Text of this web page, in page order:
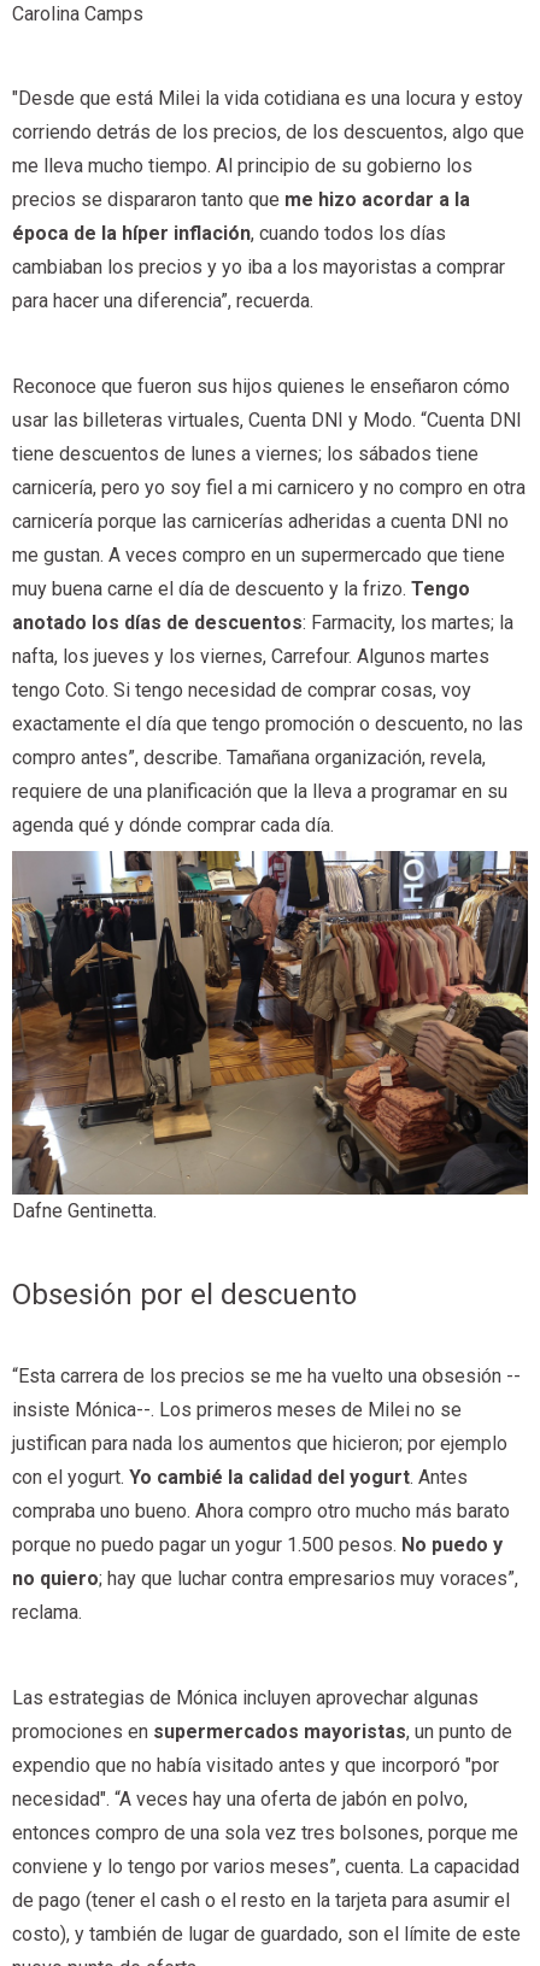
Carolina Camps
"Desde que está Milei la vida cotidiana es una locura y estoy
corriendo detrás de los precios, de los descuentos, algo que
me lleva mucho tiempo. Al principio de su gobierno los
precios se dispararon tanto que me hizo acordar a la
época de la híper inflación, cuando todos los días
cambiaban los precios y yo iba a los mayoristas a comprar
para hacer una diferencia”, recuerda.
Reconoce que fueron sus hijos quienes le enseñaron cómo
usar las billeteras virtuales, Cuenta DNI y Modo. “Cuenta DNI
tiene descuentos de lunes a viernes; los sábados tiene
carnicería, pero yo soy fiel a mi carnicero y no compro en otra
carnicería porque las carnicerías adheridas a cuenta DNI no
me gustan. A veces compro en un supermercado que tiene
muy buena carne el día de descuento y la frizo. Tengo
anotado los días de descuentos: Farmacity, los martes; la
nafta, los jueves y los viernes, Carrefour. Algunos martes
tengo Coto. Si tengo necesidad de comprar cosas, voy
exactamente el día que tengo promoción o descuento, no las
compro antes”, describe. Tamañana organización, revela,
requiere de una planificación que la lleva a programar en su
agenda qué y dónde comprar cada día.
Dafne Gentinetta.
Obsesión por el descuento
“Esta carrera de los precios se me ha vuelto una obsesión --
insiste Mónica--. Los primeros meses de Milei no se
justifican para nada los aumentos que hicieron; por ejemplo
con el yogurt. Yo cambié la calidad del yogurt. Antes
compraba uno bueno. Ahora compro otro mucho más barato
porque no puedo pagar un yogur 1.500 pesos. No puedo y
no quiero; hay que luchar contra empresarios muy voraces”,
reclama.
Las estrategias de Mónica incluyen aprovechar algunas
promociones en supermercados mayoristas, un punto de
expendio que no había visitado antes y que incorporó "por
necesidad". “A veces hay una oferta de jabón en polvo,
entonces compro de una sola vez tres bolsones, porque me
conviene y lo tengo por varios meses”, cuenta. La capacidad
de pago (tener el cash o el resto en la tarjeta para asumir el
costo), y también de lugar de guardado, son el límite de este